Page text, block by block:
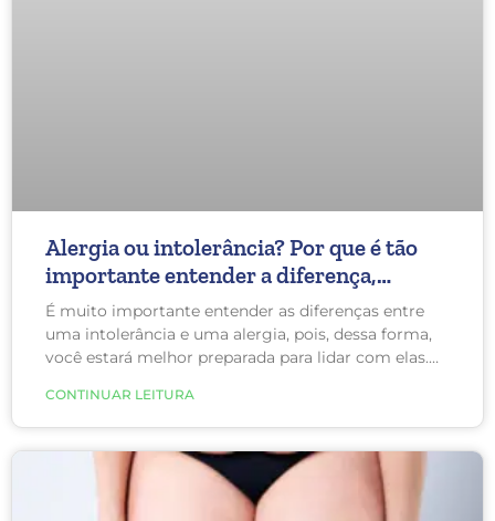
Alergia ou intolerância? Por que é tão
importante entender a diferença,
principalmente se você tem lipedema?
É muito importante entender as diferenças entre
uma intolerância e uma alergia, pois, dessa forma,
você estará melhor preparada para lidar com elas.
possam parecer semelhantes, uma diferença clara é
como eles afetam o seu corpo.
CONTINUAR LEITURA